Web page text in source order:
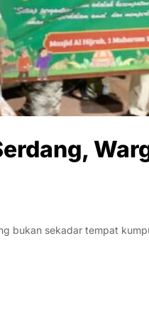
bukan sekadar tempat